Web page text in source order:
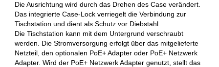
Die Ausrichtung wird durch das Drehen des Case verändert.
Das integrierte Case-Lock verriegelt die Verbindung zur
Tischstation und dient als Schutz vor Diebstahl.
Die Tischstation kann mit dem Untergrund verschraubt
werden. Die Stromversorgung erfolgt über das mitgelieferte
Netzteil, den optionalen PoE+ Adapter oder PoE+ Netzwerk
Adapter. Wird der PoE+ Netzwerk Adapter genutzt, stellt das